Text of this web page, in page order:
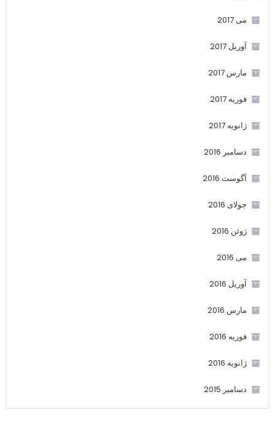
می 2017
آوریل 2017
مارس 2017
فوریه 2017
ژانویه 2017
دسامبر 2016
آگوست 2016
جولای 2016
ژوئن 2016
می 2016
آوریل 2016
مارس 2016
فوریه 2016
ژانویه 2016
دسامبر 2015